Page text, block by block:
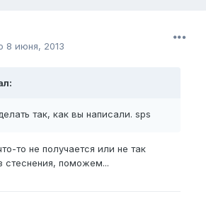
8 июня, 2013
так, как вы написали. sps
то не получается или не так
стеснения, поможем...